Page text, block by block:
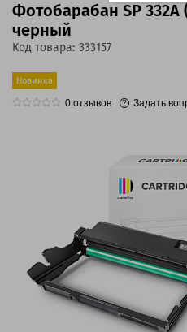
Фотобарабан SP 332A
черный
Код товара: 333157
Новинка
0 отзывов Задать